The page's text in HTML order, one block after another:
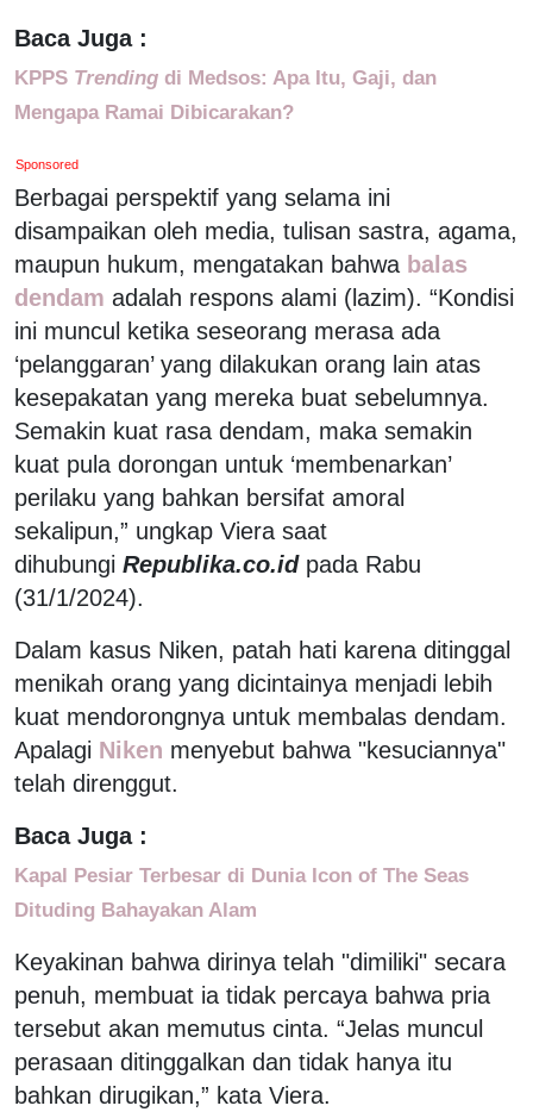
Baca Juga :
KPPS Trending di Medsos: Apa Itu, Gaji, dan
Mengapa Ramai Dibicarakan?
Sponsored
Berbagai perspektif yang selama ini
disampaikan oleh media, tulisan sastra, agama,
maupun hukum, mengatakan bahwa balas
dendam adalah respons alami (lazim). “Kondisi
ini muncul ketika seseorang merasa ada
‘pelanggaran’ yang dilakukan orang lain atas
kesepakatan yang mereka buat sebelumnya.
Semakin kuat rasa dendam, maka semakin
kuat pula dorongan untuk ‘membenarkan’
perilaku yang bahkan bersifat amoral
sekalipun,” ungkap Viera saat
dihubungi Republika.co.idpada Rabu
(31/1/2024).
Dalam kasus Niken, patah hati karena ditinggal
menikah orang yang dicintainya menjadi lebih
kuat mendorongnya untuk membalas dendam.
Apalagi Niken menyebut bahwa "kesuciannya"
telah direnggut.
Baca Juga :
Kapal Pesiar Terbesar di Dunia Icon of The Seas
Dituding Bahayakan Alam
Keyakinan bahwa dirinya telah "dimiliki" secara
penuh, membuat ia tidak percaya bahwa pria
tersebut akan memutus cinta. “Jelas muncul
perasaan ditinggalkan dan tidak hanya itu
bahkan dirugikan,” kata Viera.